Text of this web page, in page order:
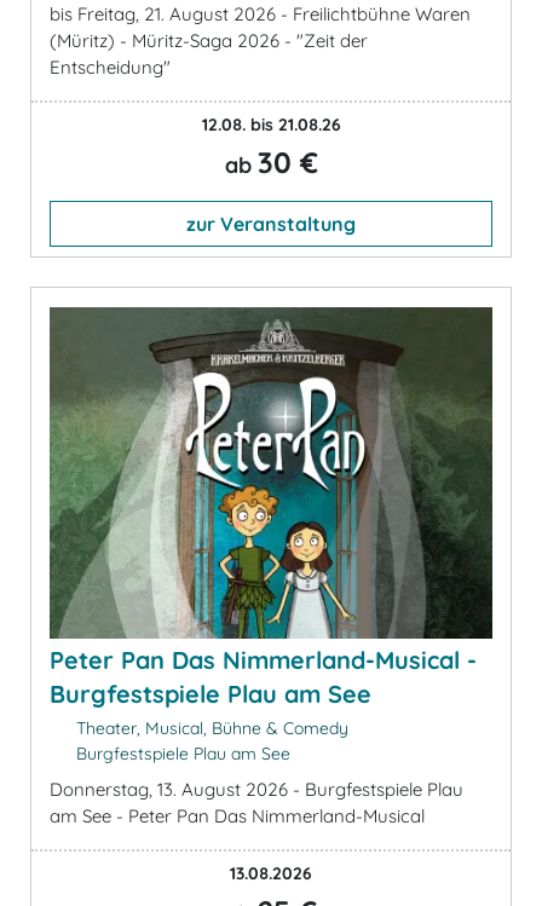
bis Freitag, 21. August 2026 - Freilichtbühne Waren
(Müritz) - Müritz-Saga 2026 - "Zeit der
Entscheidung"
12.08. bis 21.08.26
ab 30 €
zur Veranstaltung
Peter Pan Das Nimmerland-Musical -
Burgfestspiele Plau am See
Theater, Musical, Bühne & Comedy
Burgfestspiele Plau am See
Donnerstag, 13. August 2026 - Burgfestspiele Plau
am See - Peter Pan Das Nimmerland-Musical
13.08.2026